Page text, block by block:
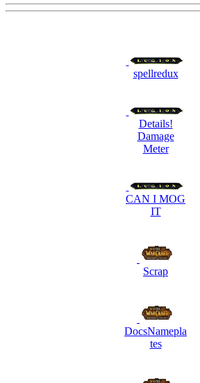
spellredux
Details!
Damage
Meter
CAN I MOG
IT
Scrap
DocsNamepla
tes